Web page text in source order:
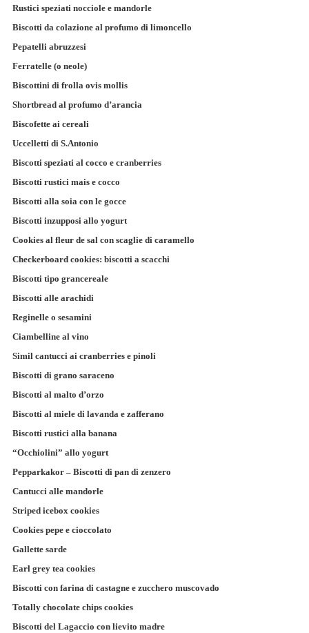
Rustici speziati nocciole e mandorle
Biscotti da colazione al profumo di limoncello
Pepatelli abruzzesi
Ferratelle (o neole)
Biscottini di frolla ovis mollis
Shortbread al profumo d’arancia
Biscofette ai cereali
Uccelletti di S.Antonio
Biscotti speziati al cocco e cranberries
Biscotti rustici mais e cocco
Biscotti alla soia con le gocce
Biscotti inzupposi allo yogurt
Cookies al fleur de sal con scaglie di caramello
Checkerboard cookies: biscotti a scacchi
Biscotti tipo grancereale
Biscotti alle arachidi
Reginelle o sesamini
Ciambelline al vino
Simil cantucci ai cranberries e pinoli
Biscotti di grano saraceno
Biscotti al malto d’orzo
Biscotti al miele di lavanda e zafferano
Biscotti rustici alla banana
“Occhiolini” allo yogurt
Pepparkakor – Biscotti di pan di zenzero
Cantucci alle mandorle
Striped icebox cookies
Cookies pepe e cioccolato
Gallette sarde
Earl grey tea cookies
Biscotti con farina di castagne e zucchero muscovado
Totally chocolate chips cookies
Biscotti del Lagaccio con lievito madre